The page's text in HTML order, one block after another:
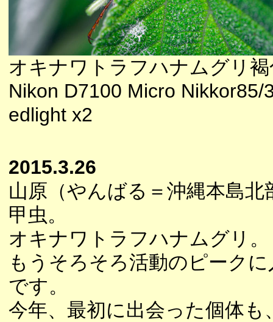
オキナワトラフハナムグリ
Nikon D7100 Micro Nikkor85/
edlight x2
2015.3.26
山原（やんばる＝沖縄本島
甲虫。
オキナワトラフハナムグリ。
もうそろそろ活動のピーク
です。
今年、最初に出会った個体